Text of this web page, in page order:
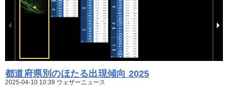
都道府県別のほたる出現傾向 2025
2025-04-10 10:39 ウェザーニュース